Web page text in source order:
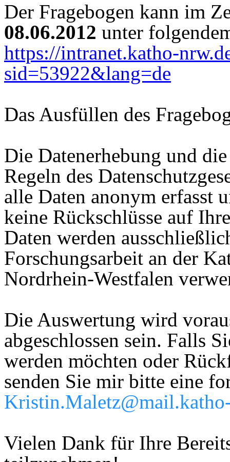
Der Fragebogen kann im
08.06.2012 unter
https://intranet.katho-
sid=53922&lang=de
Das Ausfüllen des
Die Datenerhebung und
Regeln des
alle Daten anonym erfasst
keine Rückschlüsse auf
Daten werden
Forschungsarbeit an der
Nordrhein-Westfalen
Die Auswertung wird
abgeschlossen sein. Falls
werden möchten oder
senden Sie mir bitte eine
Vielen Dank für Ihre